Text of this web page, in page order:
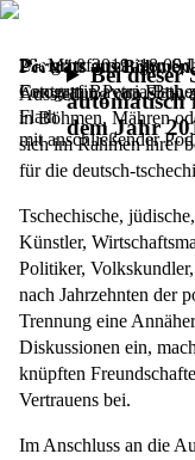
Bei dieser
automatisch
dem Jahr
Porträts aus
Ausstellung von
Flath
mit anschließender
Die großformatigen
Fotografin Petra Flath
in Böhmen, Mähren
sich im Rahmen ihrer
für die deutsch-
Tschechische,
Künstler,
Politiker,
nach Jahrzehnten der
Trennung eine
Diskussionen ein,
knüpften
Vertrauens bei.
Im Anschluss an die
28. März 2019,18.00
Centrum Bavaria